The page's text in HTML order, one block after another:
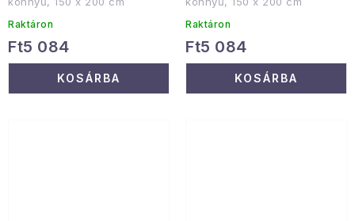
Raktáron
Ft5 084
KOSÁRBA
Raktáron
Ft5 084
KOSÁRBA